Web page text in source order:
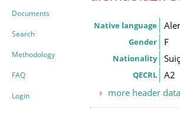
Documents
Search
Methodology
FAQ
Login
Native language
Gender F
Nationality
QECRL
A2
more header data